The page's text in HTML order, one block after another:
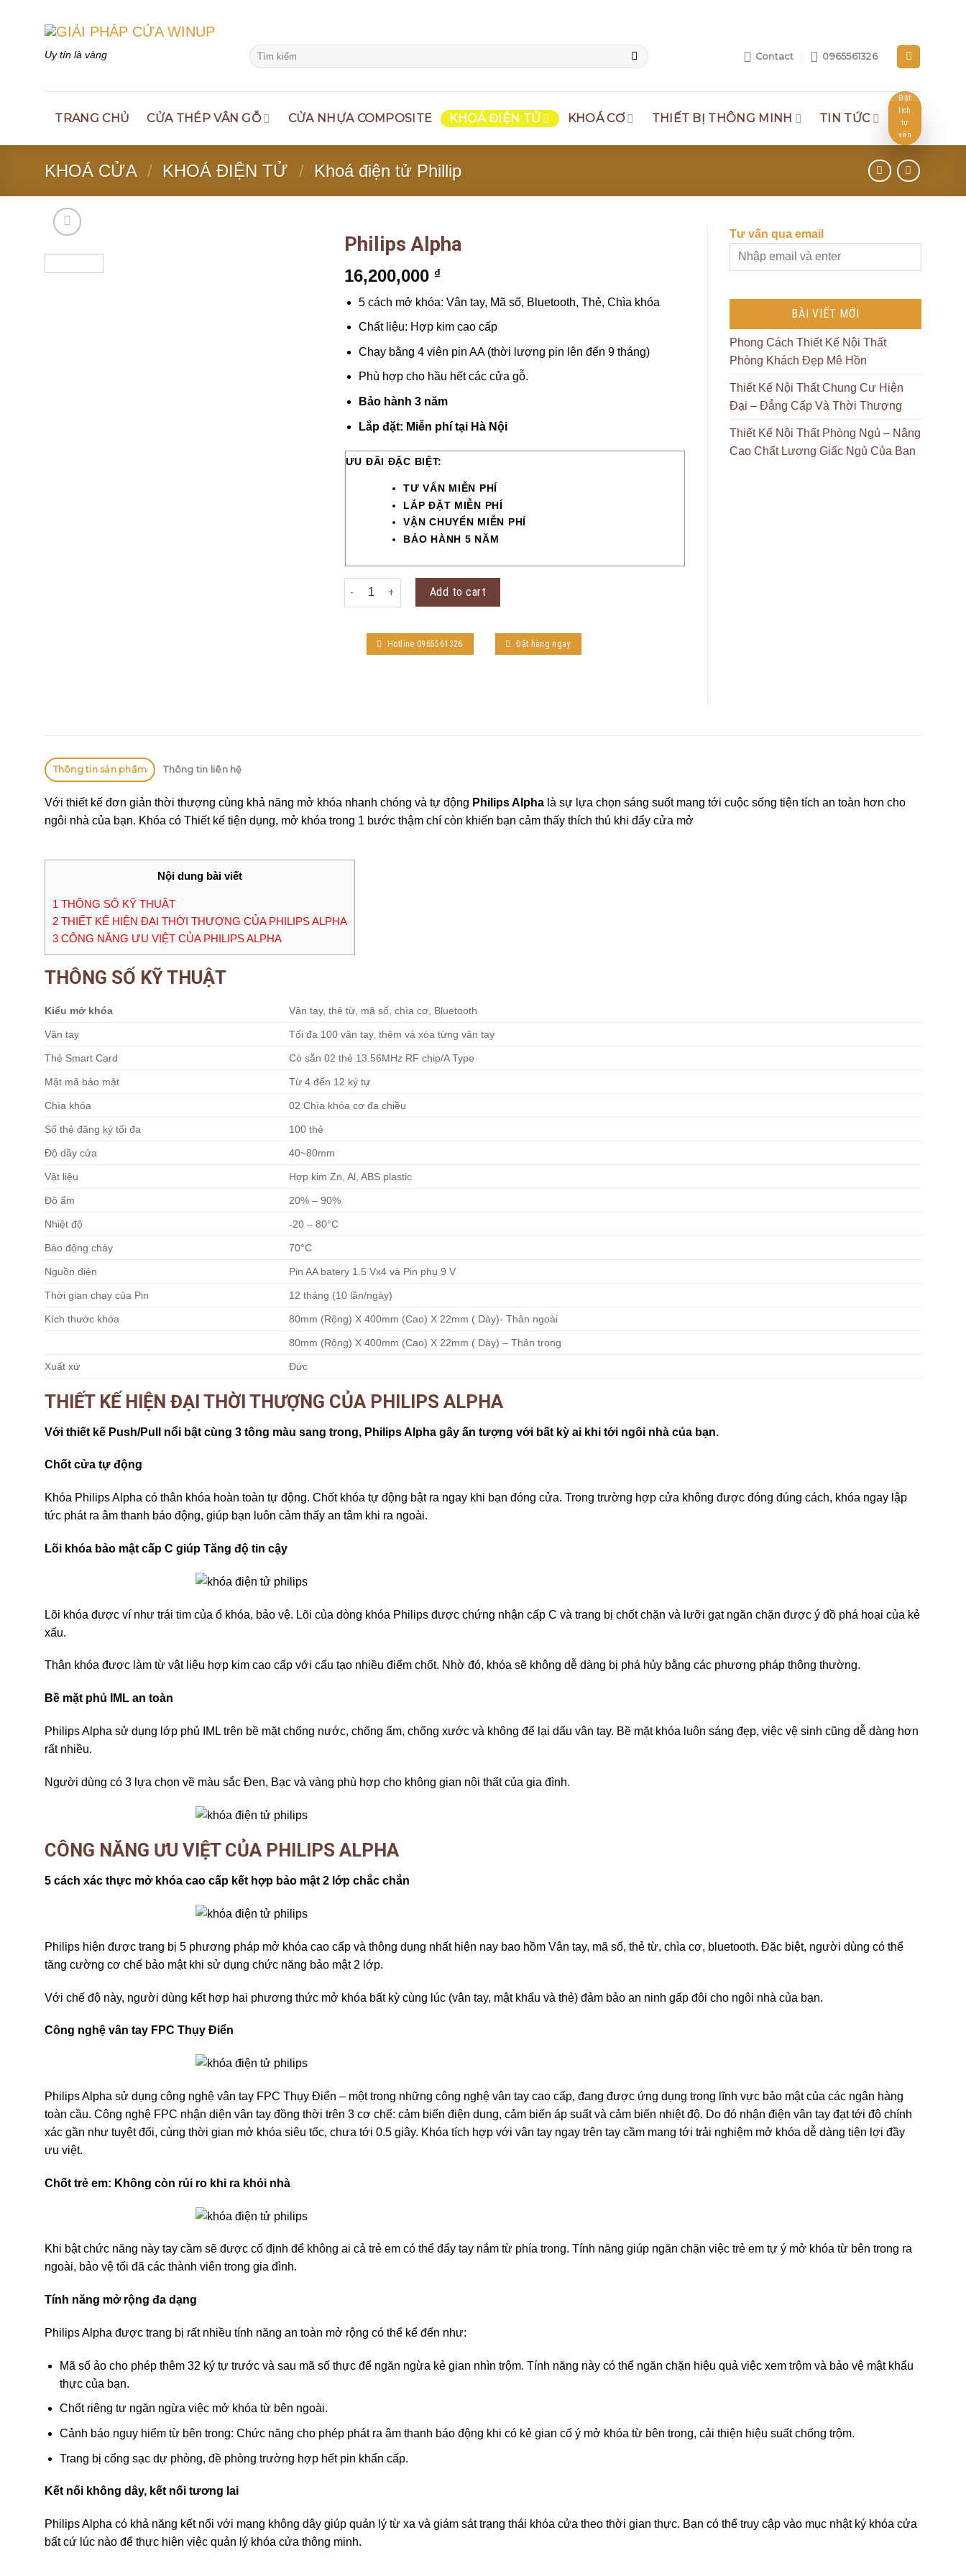
Uy tín là vàng
Search
for:
Contact 0965561326
TRANG CHỦ CỬA THÉP VÂN GỖ CỬA NHỰA COMPOSITE KHOÁ ĐIỆN TỬ KHOÁ CƠ THIẾT BỊ THÔNG MINH TIN TỨC
Đặt
lịch
tư
vấn
KHOÁ CỬA / KHOÁ ĐIỆN TỬ / Khoá điện tử Phillip
Philips Alpha
16,200,000 ₫
5 cách mở khóa: Vân tay, Mã số, Bluetooth, Thẻ, Chìa khóa
Chất liệu: Hợp kim cao cấp
Chạy bằng 4 viên pin AA (thời lượng pin lên đến 9 tháng)
Phù hợp cho hầu hết các cửa gỗ.
Bảo hành 3 năm
Lắp đặt: Miễn phí tại Hà Nội
ƯU ĐÃI ĐẶC BIỆT:
TƯ VẤN MIỄN PHÍ
LẮP ĐẶT MIỄN PHÍ
VẬN CHUYỂN MIỄN PHÍ
BẢO HÀNH 5 NĂM
Philips Alpha quantityAdd to cart
Hotline 0965561326 Đặt hàng ngay
Tư vấn qua email
BÀI VIẾT MỚI
Phong Cách Thiết Kế Nội Thất
Phòng Khách Đẹp Mê Hồn
Thiết Kế Nội Thất Chung Cư Hiện
Đại – Đẳng Cấp Và Thời Thượng
Thiết Kế Nội Thất Phòng Ngủ – Nâng
Cao Chất Lượng Giấc Ngủ Của Bạn
Thông tin sản phẩm Thông tin liên hệ
Với thiết kế đơn giản thời thượng cùng khả năng mở khóa nhanh chóng và tự động Philips Alpha là sự lựa chọn sáng suốt mang tới cuộc sống tiện tích an toàn hơn cho
ngôi nhà của bạn. Khóa có Thiết kế tiện dụng, mở khóa trong 1 bước thậm chí còn khiến bạn cảm thấy thích thú khi đẩy cửa mở
Nội dung bài viết
1 THÔNG SỐ KỸ THUẬT
2 THIẾT KẾ HIỆN ĐẠI THỜI THƯỢNG CỦA PHILIPS ALPHA
3 CÔNG NĂNG ƯU VIỆT CỦA PHILIPS ALPHA
THÔNG SỐ KỸ THUẬT
Kiểu mở khóa Vân tay, thẻ từ, mã số, chìa cơ, Bluetooth
Vân tay Tối đa 100 vân tay, thêm và xóa từng vân tay
Thẻ Smart Card Có sẵn 02 thẻ 13.56MHz RF chip/A Type
Mật mã bảo mật Từ 4 đến 12 ký tự
Chìa khóa 02 Chìa khóa cơ đa chiều
Số thẻ đăng ký tối đa 100 thẻ
Độ dầy cửa 40~80mm
Vật liệu Hợp kim Zn, Al, ABS plastic
Độ ẩm 20% – 90%
Nhiệt độ -20 – 80°C
Báo động cháy 70°C
Nguồn điện Pin AA batery 1.5 Vx4 và Pin phụ 9 V
Thời gian chạy của Pin 12 tháng (10 lần/ngày)
Kích thước khóa 80mm (Rộng) X 400mm (Cao) X 22mm ( Dày)- Thân ngoài
80mm (Rộng) X 400mm (Cao) X 22mm ( Dày) – Thân trong
Xuất xứ Đức
THIẾT KẾ HIỆN ĐẠI THỜI THƯỢNG CỦA PHILIPS ALPHA
Với thiết kế Push/Pull nổi bật cùng 3 tông màu sang trong, Philips Alpha gây ấn tượng với bất kỳ ai khi tới ngôi nhà của bạn.
Chốt cửa tự động
Khóa Philips Alpha có thân khóa hoàn toàn tự động. Chốt khóa tự động bật ra ngay khi bạn đóng cửa. Trong trường hợp cửa không được đóng đúng cách, khóa ngay lập
tức phát ra âm thanh báo động, giúp bạn luôn cảm thấy an tâm khi ra ngoài.
Lõi khóa bảo mật cấp C giúp Tăng độ tin cậy
Lõi khóa được ví như trái tim của ổ khóa, bảo vệ. Lõi của dòng khóa Philips được chứng nhận cấp C và trang bị chốt chặn và lưỡi gạt ngăn chặn được ý đồ phá hoại của kẻ
xấu.
Thân khóa được làm từ vật liệu hợp kim cao cấp với cấu tạo nhiều điểm chốt. Nhờ đó, khóa sẽ không dễ dàng bị phá hủy bằng các phương pháp thông thường.
Bề mặt phủ IML an toàn
Philips Alpha sử dụng lớp phủ IML trên bề mặt chống nước, chống ẩm, chống xước và không để lại dấu vân tay. Bề mặt khóa luôn sáng đẹp, việc vệ sinh cũng dễ dàng hơn
rất nhiều.
Người dùng có 3 lựa chọn về màu sắc Đen, Bạc và vàng phù hợp cho không gian nội thất của gia đình.
CÔNG NĂNG ƯU VIỆT CỦA PHILIPS ALPHA
5 cách xác thực mở khóa cao cấp kết hợp bảo mật 2 lớp chắc chắn
Philips hiện được trang bị 5 phương pháp mở khóa cao cấp và thông dụng nhất hiện nay bao hồm Vân tay, mã số, thẻ từ, chìa cơ, bluetooth. Đặc biệt, người dùng có thể
tăng cường cơ chế bảo mật khi sử dụng chức năng bảo mật 2 lớp.
Với chế độ này, người dùng kết hợp hai phương thức mở khóa bất kỳ cùng lúc (vân tay, mật khẩu và thẻ) đảm bảo an ninh gấp đôi cho ngôi nhà của bạn.
Công nghệ vân tay FPC Thụy Điển
Philips Alpha sử dụng công nghệ vân tay FPC Thụy Điển – một trong những công nghệ vân tay cao cấp, đang được ứng dụng trong lĩnh vực bảo mật của các ngân hàng
toàn cầu. Công nghệ FPC nhận diện vân tay đồng thời trên 3 cơ chế: cảm biến điện dung, cảm biến áp suất và cảm biến nhiệt độ. Do đó nhận điện vân tay đạt tới độ chính
xác gần như tuyệt đối, cùng thời gian mở khóa siêu tốc, chưa tới 0.5 giây. Khóa tích hợp với vân tay ngay trên tay cầm mang tới trải nghiệm mở khóa dễ dàng tiện lợi đầy
ưu việt.
Chốt trẻ em: Không còn rủi ro khi ra khỏi nhà
Khi bật chức năng này tay cầm sẽ được cố định để không ai cả trẻ em có thể đẩy tay nắm từ phía trong. Tính năng giúp ngăn chặn việc trẻ em tự ý mở khóa từ bên trong ra
ngoài, bảo vệ tối đã các thành viên trong gia đình.
Tính năng mở rộng đa dạng
Philips Alpha được trang bị rất nhiều tính năng an toàn mở rộng có thể kể đến như:
Mã số ảo cho phép thêm 32 ký tự trước và sau mã số thực để ngăn ngừa kẻ gian nhìn trộm. Tính năng này có thể ngăn chặn hiệu quả việc xem trộm và bảo vệ mật khẩu
thực của bạn.
Chốt riêng tư ngăn ngừa việc mở khóa từ bên ngoài.
Cảnh báo nguy hiểm từ bên trong: Chức năng cho phép phát ra âm thanh báo động khi có kẻ gian cố ý mở khóa từ bên trong, cải thiện hiệu suất chống trộm.
Trang bị cổng sạc dự phòng, đề phòng trường hợp hết pin khẩn cấp.
Kết nối không dây, kết nối tương lai
Philips Alpha có khả năng kết nối với mạng không dây giúp quản lý từ xa và giám sát trạng thái khóa cửa theo thời gian thực. Bạn có thể truy cập vào mục nhật ký khóa cửa
bất cứ lúc nào để thực hiện việc quản lý khóa cửa thông minh.